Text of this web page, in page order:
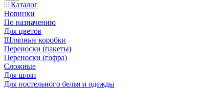
Каталог
Новинки
По назначению
Для цветов
Шляпные коробки
Переноски (пакеты)
Переноски (гофра)
Сложные
Для шляп
Для постельного белья и одежды